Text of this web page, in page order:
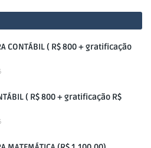
CONTÁBIL ( R$ 800 + gratificação
( R$ 800 + gratificação R$